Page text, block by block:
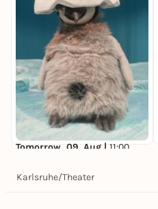
Tomorrow, 09. Aug | 11:00
Karlsruhe/Theater